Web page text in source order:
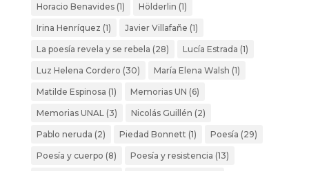
Horacio Benavides(1) Hölderlin (1)
Irina Henríquez (1) Javier Villafañe (1)
La poesía revela y se rebela (28) Lucía Estrada (1)
Luz Helena Cordero (30) María Elena Walsh (1)
Matilde Espinosa (1) Memorias UN (6)
Memorias UNAL (3) Nicolás Guillén (2)
Pablo neruda (2) Piedad Bonnett (1) Poesía (29)
Poesía y cuerpo (8) Poesía y resistencia (13)